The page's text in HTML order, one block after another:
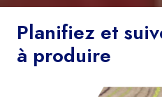
Planifiez et
à produire